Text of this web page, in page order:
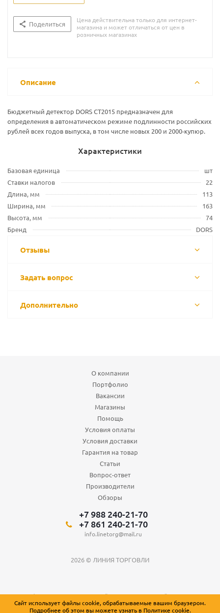
Поделиться
Цена действительна только для интернет-
магазина и может отличаться от цен в
розничных магазинах
Описание
Бюджетный детектор DORS CT2015 предназначен для
определения в автоматическом режиме подлинности российских
рублей всех годов выпуска, в том числе новых 200 и 2000-купюр.
Характеристики
Базовая единица
шт
Ставки налогов
22
Длина, мм
113
Ширина, мм
163
Высота, мм
74
Бренд
DORS
Отзывы
Задать вопрос
Дополнительно
О компании
Портфолио
Вакансии
Магазины
Помощь
Условия оплаты
Условия доставки
Гарантия на товар
Статьи
Вопрос-ответ
Производители
Обзоры
+7 988 240-21-70
+7 861 240-21-70
info.linetorg@mail.ru
2026 © ЛИНИЯ ТОРГОВЛИ
Вся информация о товарах на сайте носит справочный характер и не
является публичной офертой, определяемой положениями Статьи 437
Сайт использует файлы cookie, обрабатываемые вашим браузером.
Подробнее об этом вы можете узнать в Политике cookie.